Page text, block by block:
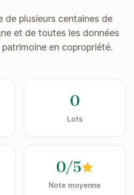
de plusieurs centaines de
et de toutes les données
en copropriété.
0
Lots
0/5
Note moyenne